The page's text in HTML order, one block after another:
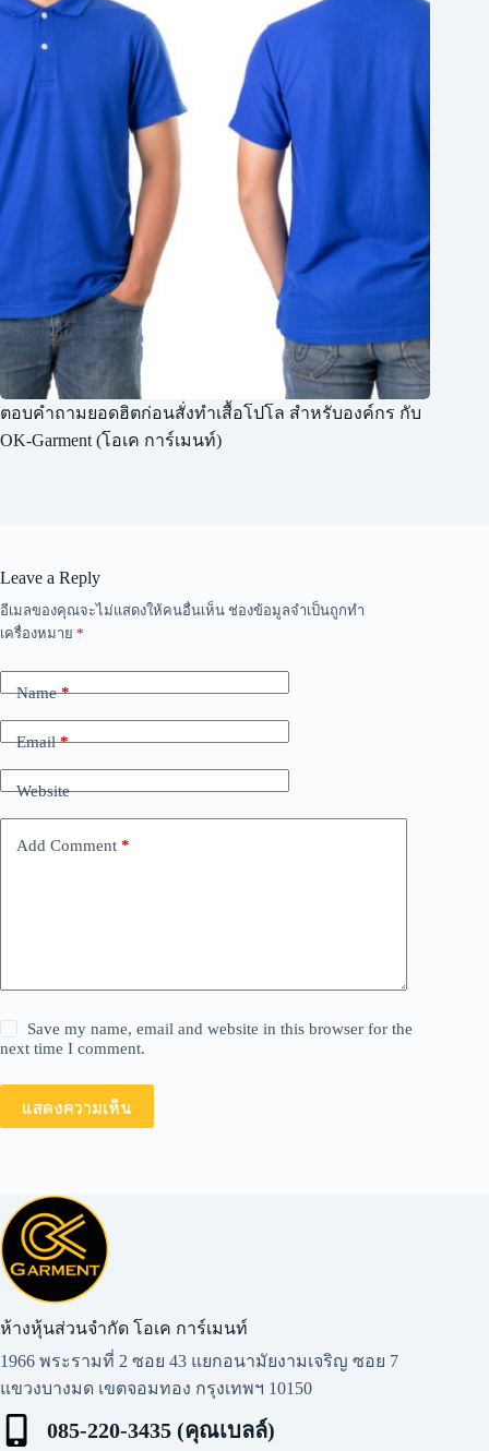
ตอบคำถามยอดฮิตก่อนสั่งทำเสื้อโปโล สำหรับองค์กร กับ
OK-Garment (โอเค การ์เมนท์)
Leave a Reply
อีเมลของคุณจะไม่แสดงให้คนอื่นเห็น ช่องข้อมูลจำเป็นถูกทำ
เครื่องหมาย *
Name*
Email*
Website
Add Comment *
Save my name, email and website in this browser for the
next time I comment.
แสดงความเห็น
A
l
e
a
t
i
:
ห้างหุ้นส่วนจำกัด โอเค การ์เมนท์​
1966 พระรามที่ 2 ซอย 43 แยกอนามัยงามเจริญ ซอย 7
แขวงบางมด เขตจอมทอง กรุงเทพฯ 10150
085-220-3435 (คุณเบลล์)